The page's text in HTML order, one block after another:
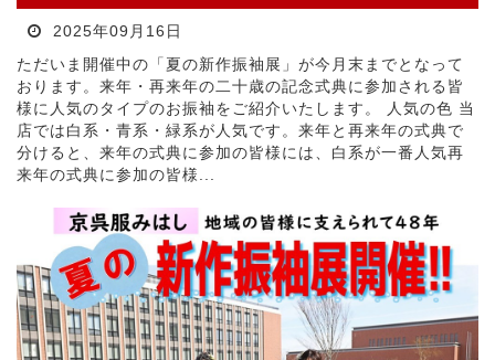
2025年09月16日
ただいま開催中の「夏の新作振袖展」が今月末までとなって
おります。来年・再来年の二十歳の記念式典に参加される皆
様に人気のタイプのお振袖をご紹介いたします。 人気の色 当
店では白系・青系・緑系が人気です。来年と再来年の式典で
分けると、来年の式典に参加の皆様には、白系が一番人気再
来年の式典に参加の皆様...